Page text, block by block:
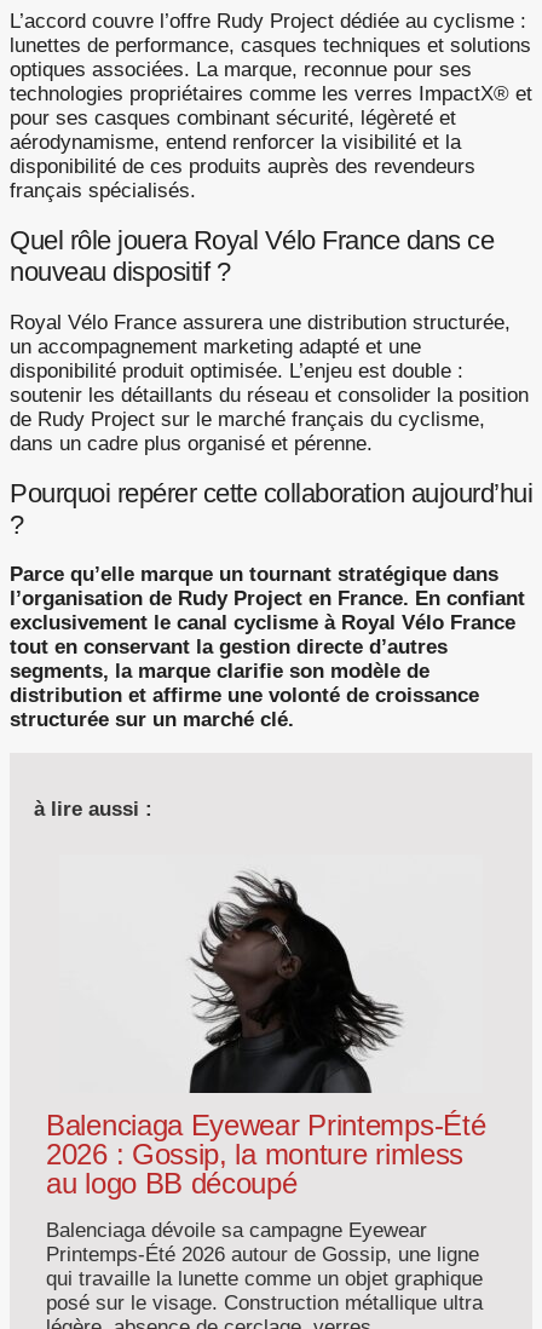
L’accord couvre l’offre Rudy Project dédiée au cyclisme :
lunettes de performance, casques techniques et solutions
optiques associées. La marque, reconnue pour ses
technologies propriétaires comme les verres ImpactX® et
pour ses casques combinant sécurité, légèreté et
aérodynamisme, entend renforcer la visibilité et la
disponibilité de ces produits auprès des revendeurs
français spécialisés.
Quel rôle jouera Royal Vélo France dans ce
nouveau dispositif ?
Royal Vélo France assurera une distribution structurée,
un accompagnement marketing adapté et une
disponibilité produit optimisée. L’enjeu est double :
soutenir les détaillants du réseau et consolider la position
de Rudy Project sur le marché français du cyclisme,
dans un cadre plus organisé et pérenne.
Pourquoi repérer cette collaboration aujourd’hui
?
Parce qu’elle marque un tournant stratégique dans
l’organisation de Rudy Project en France. En confiant
exclusivement le canal cyclisme à Royal Vélo France
tout en conservant la gestion directe d’autres
segments, la marque clarifie son modèle de
distribution et affirme une volonté de croissance
structurée sur un marché clé.
à lire aussi :
Balenciaga Eyewear Printemps-Été
2026 : Gossip, la monture rimless
au logo BB découpé
Balenciaga dévoile sa campagne Eyewear
Printemps-Été 2026 autour de Gossip, une ligne
qui travaille la lunette comme un objet graphique
posé sur le visage. Construction métallique ultra